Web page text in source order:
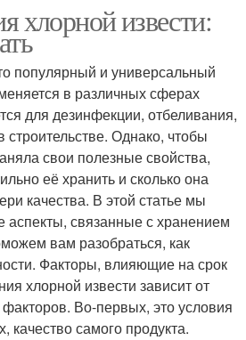
хлорной извести:
популярный и универсальный
в различных сферах
для дезинфекции, отбеливания,
Однако, чтобы
свои полезные свойства,
её хранить и сколько она
качества. В этой статье мы
аспекты, связанные с хранением
вам разобраться, как
Факторы, влияющие на срок
хлорной извести зависит от
Во-первых, это условия
качество самого продукта.